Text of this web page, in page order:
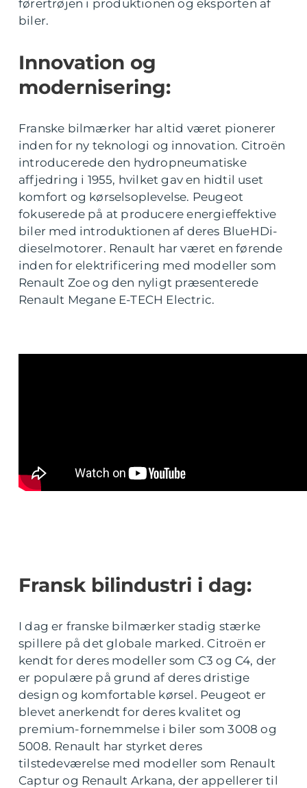
førertrøjen i produktionen og eksporten af
biler.
Innovation og
modernisering:
Franske bilmærker har altid været pionerer
inden for ny teknologi og innovation. Citroën
introducerede den hydropneumatiske
affjedring i 1955, hvilket gav en hidtil uset
komfort og kørselsoplevelse. Peugeot
fokuserede på at producere energieffektive
biler med introduktionen af deres BlueHDi-
dieselmotorer. Renault har været en førende
inden for elektrificering med modeller som
Renault Zoe og den nyligt præsenterede
Renault Megane E-TECH Electric.
Fransk bilindustri i dag:
I dag er franske bilmærker stadig stærke
spillere på det globale marked. Citroën er
kendt for deres modeller som C3 og C4, der
er populære på grund af deres dristige
design og komfortable kørsel. Peugeot er
blevet anerkendt for deres kvalitet og
premium-fornemmelse i biler som 3008 og
5008. Renault har styrket deres
tilstedeværelse med modeller som Renault
Captur og Renault Arkana, der appellerer til